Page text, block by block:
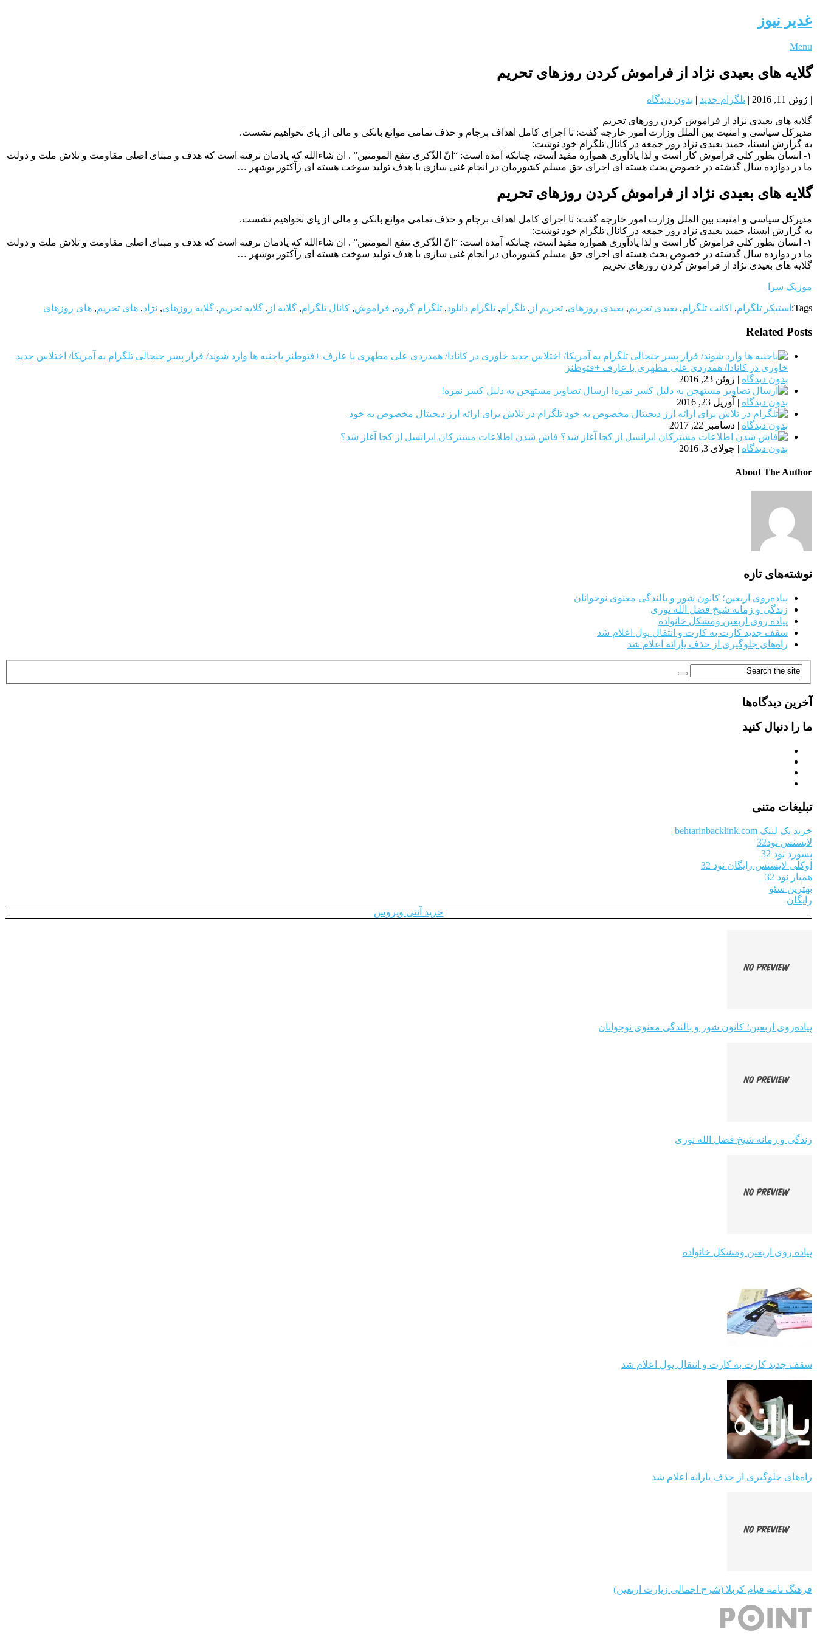
غدیر نیوز
Menu
گلایه های بعیدی نژاد از فراموش کردن روزهای تحریم
| ژوئن 11, 2016 | تلگرام جدید | بدون دیدگاه
گلایه های بعیدی نژاد از فراموش کردن روزهای تحریم
مدیرکل سیاسی و امنیت بین الملل وزارت امور خارجه گفت: تا اجرای کامل اهداف برجام و حذف تمامی موانع بانکی و مالی از پای نخواهیم نشست.
به گزارش ایسنا، حمید بعیدی نژاد روز جمعه در کانال تلگرام خود نوشت:
١- انسان بطور کلی فراموش کار است و لذا یادآوری همواره مفید است، چنانکه آمده است: “انّ الذّکری تنفع المومنین” . ان شاءالله که یادمان نرفته است که هدف و مبنای اصلی مقاومت و تلاش ملت و دولت
ما در دوازده سال گذشته در خصوص بحث هسته ای اجرای حق مسلم کشورمان در انجام غنی سازی با هدف تولید سوخت هسته ای رآکتور بوشهر …
گلایه های بعیدی نژاد از فراموش کردن روزهای تحریم
مدیرکل سیاسی و امنیت بین الملل وزارت امور خارجه گفت: تا اجرای کامل اهداف برجام و حذف تمامی موانع بانکی و مالی از پای نخواهیم نشست.
به گزارش ایسنا، حمید بعیدی نژاد روز جمعه در کانال تلگرام خود نوشت:
١- انسان بطور کلی فراموش کار است و لذا یادآوری همواره مفید است، چنانکه آمده است: “انّ الذّکری تنفع المومنین” . ان شاءالله که یادمان نرفته است که هدف و مبنای اصلی مقاومت و تلاش ملت و دولت
ما در دوازده سال گذشته در خصوص بحث هسته ای اجرای حق مسلم کشورمان در انجام غنی سازی با هدف تولید سوخت هسته ای رآکتور بوشهر …
گلایه های بعیدی نژاد از فراموش کردن روزهای تحریم
موزیک سرا
Tags: استیکر تلگرام, اکانت تلگرام, بعیدی تحریم, بعیدی روزهای, تحریم از , تلگرام, تلگرام دانلود, تلگرام گروه, فراموش, کانال تلگرام, گلایه از , گلایه تحریم, گلایه روزهای, نژاد, های تحریم, های روزهای
Related Posts
باجنبه ها وارد شوند/ فرار پسر جنجالی تلگرام به آمریکا/ اختلاس جدید
خاوری در کانادا/ همدردی علی مطهری با عارف +فتوطنز
بدون دیدگاه | ژوئن 23, 2016
ارسال تصاویر مستهجن به دلیل کسر نمره!
بدون دیدگاه | آوریل 23, 2016
تلگرام در تلاش برای ارائه ارز دیجیتال مخصوص به خود
بدون دیدگاه | دسامبر 22, 2017
فاش شدن اطلاعات مشترکان ایرانسل از کجا آغاز شد؟
بدون دیدگاه | جولای 3, 2016
About The Author
نوشته‌های تازه
پیاده‌روی اربعین؛ کانون شور و بالندگی معنوی نوجوانان
زندگی و زمانه شیخ فضل الله نوری
پیاده روی اربعین ومشکل خانواده
سقف جدید کارت به کارت و انتقال پول اعلام شد
راه‌های جلوگیری از حذف یارانه اعلام شد
آخرین دیدگاه‌ها
ما را دنبال کنید
تبلیغات متنی
خرید بک لینک behtarinbacklink.com
لایسنس نود32
پسورد نود 32
اوکلی لایسنس رایگان نود 32
همیار نود 32
بهترین سئو
رایگان
خرید آنتی ویروس
پیاده‌روی اربعین؛ کانون شور و بالندگی معنوی نوجوانان
زندگی و زمانه شیخ فضل الله نوری
پیاده روی اربعین ومشکل خانواده
سقف جدید کارت به کارت و انتقال پول اعلام شد
راه‌های جلوگیری از حذف یارانه اعلام شد
فرهنگ نامه قیام کربلا (شرح اجمالی زیارت اربعین)